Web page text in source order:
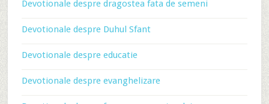
Devotionale despre dragostea fata de semeni
Devotionale despre Duhul Sfant
Devotionale despre educatie
Devotionale despre evanghelizare